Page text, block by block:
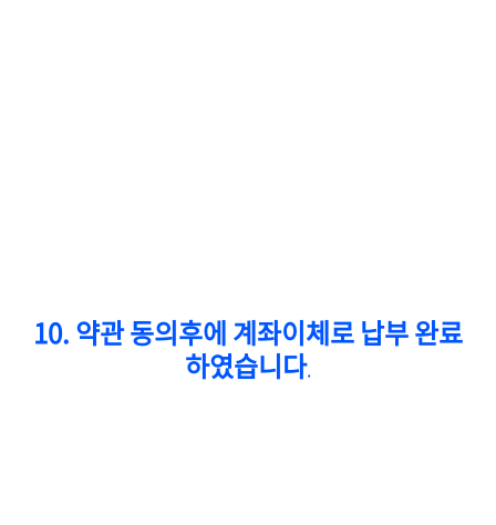
10. 약관 동의후에 계좌이체로 납부 완료
하였습니다.